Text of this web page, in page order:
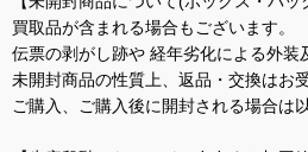
買取品が含まれる場合もございます。
伝票の剥がし跡や 経年劣化による外装
未開封商品の性質上、返品・交換はお
ご購入、ご購入後に開封される場合は